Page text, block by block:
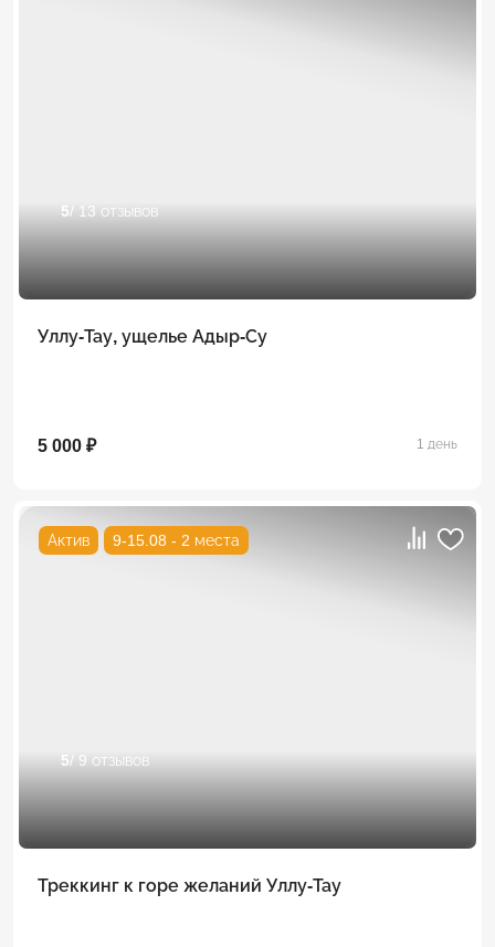
5/ 13 отзывов
Уллу-Тау, ущелье Адыр-Су
5 000 ₽ 1 день
Актив 9-15.08 - 2 места
5/ 9 отзывов
Треккинг к горе желаний Уллу-Тау